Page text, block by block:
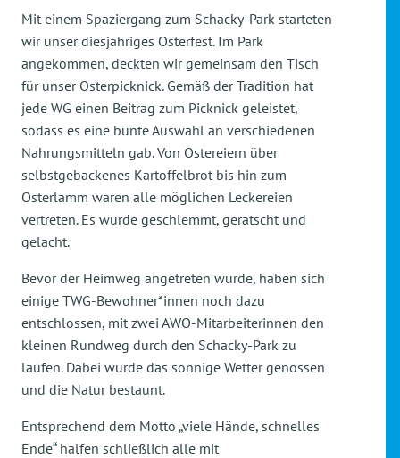
Mit einem Spaziergang zum Schacky-Park starteten
wir unser diesjähriges Osterfest. Im Park
angekommen, deckten wir gemeinsam den Tisch
für unser Osterpicknick. Gemäß der Tradition hat
jede WG einen Beitrag zum Picknick geleistet,
sodass es eine bunte Auswahl an verschiedenen
Nahrungsmitteln gab. Von Ostereiern über
selbstgebackenes Kartoffelbrot bis hin zum
Osterlamm waren alle möglichen Leckereien
vertreten. Es wurde geschlemmt, geratscht und
gelacht.
Bevor der Heimweg angetreten wurde, haben sich
einige TWG-Bewohner*innen noch dazu
entschlossen, mit zwei AWO-Mitarbeiterinnen den
kleinen Rundweg durch den Schacky-Park zu
laufen. Dabei wurde das sonnige Wetter genossen
und die Natur bestaunt.
Entsprechend dem Motto „viele Hände, schnelles
Ende“ halfen schließlich alle mit